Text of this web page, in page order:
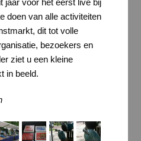
jaar voor het eerst live bij
doen van alle activiteiten
dit tot volle
bezoekers en
ziet u een kleine
in beeld.